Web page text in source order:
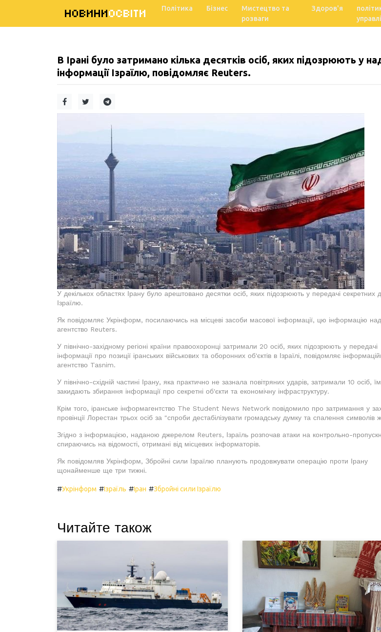
НОВИНИОСВІТИ Політика Бізнес
Мистецтво та
розваги
Здоров'я
В Ірані було затримано кілька десятків осіб, яких підозрюють у
інформації Ізраїлю, повідомляє Reuters.
У декількох областях Ірану було арештовано десятки осіб, яких підозрюють у передачі секретних
Ізраїлю.
Як повідомляє Укрінформ, посилаючись на місцеві засоби масової інформації, цю інформацію
агентство Reuters.
У північно-західному регіоні країни правоохоронці затримали 20 осіб, яких підозрюють у передачі
інформації про позиції іранських військових та оборонних об'єктів в Ізраїлі, повідомляє
агентство Tasnim.
У північно-східній частині Ірану, яка практично не зазнала повітряних ударів, затримали 10 осіб, їм
закидають збирання інформації про секретні об'єкти та економічну інфраструктуру.
Крім того, іранське інформагентство The Student News Network повідомило про затримання у
провінції Лорестан трьох осіб за "спроби дестабілізувати громадську думку та спалення символів
Згідно з інформацією, наданою джерелом Reuters, Ізраїль розпочав атаки на контрольно-
спираючись на відомості, отримані від місцевих інформаторів.
Як повідомляв Укрінформ, Збройні сили Ізраїлю планують продовжувати операцію проти Ірану
щонайменше ще три тижні.
#Укрінформ #Ізраїль #Іран #Збройні сили Ізраїлю
Читайте також